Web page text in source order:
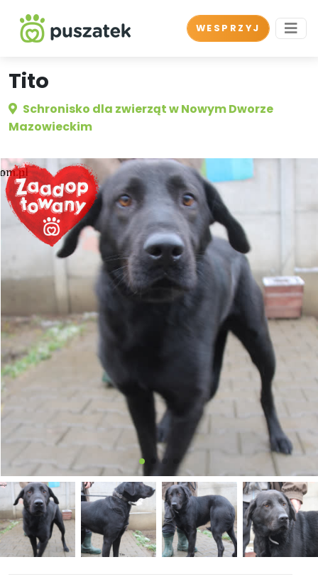
WESPRZYJ
Tito
Schronisko dla zwierząt w Nowym Dworze
Mazowieckim